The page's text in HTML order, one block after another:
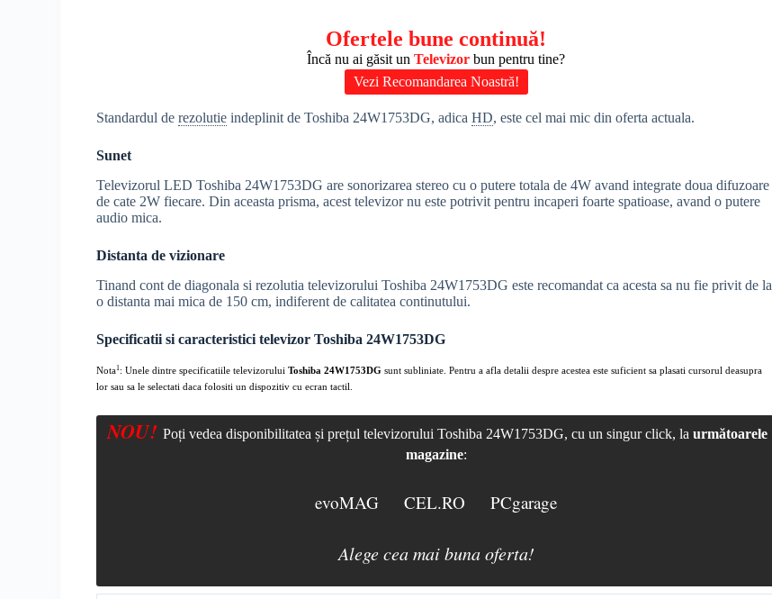
Ofertele bune continuă!
Încă nu ai găsit unTelevizorbun pentru tine?
Vezi Recomandarea Noastră!
Standardul derezolutie indeplinit de Toshiba 24W1753DG, adicaHD, este cel mai mic din oferta actuala.
Sunet
Televizorul LED Toshiba 24W1753DG are sonorizarea stereo cu o putere totala de 4W avand integrate doua difuzoare
de cate 2W fiecare. Din aceasta prisma, acest televizor nu este potrivit pentru incaperi foarte spatioase, avand o putere
audio mica.
Distanta de vizionare
Tinand cont de diagonala si rezolutia televizorului Toshiba 24W1753DG este recomandat ca acesta sa nu fie privit de la
o distanta mai mica de 150 cm, indiferent de calitatea continutului.
Specificatii si caracteristici televizor Toshiba 24W1753DG
Nota1: Unele dintre specificatiile televizoruluiToshiba 24W1753DG sunt subliniate. Pentru a afla detalii despre acestea este suficient sa plasati cursorul deasupra
lor sau sa le selectati daca folositi un dispozitiv cu ecran tactil.
NOU! Poți vedea disponibilitatea și prețul televizorului Toshiba 24W1753DG, cu un singur click, la următoarele
magazine:
evoMAG CEL.RO PCgarage
Alege cea mai buna oferta!